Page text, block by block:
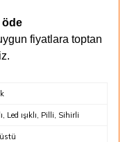
öde
fiyatlara toptan
Led ışıklı, Pilli, Sihirli